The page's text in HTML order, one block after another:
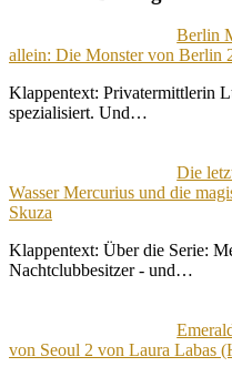
Berlin
allein: Die Monster von Berlin
Klappentext: Privatermittlerin
spezialisiert. Und…
Die
Wasser Mercurius und die
Skuza
Klappentext: Über die Serie:
Nachtclubbesitzer - und…
von Seoul 2 von Laura Labas